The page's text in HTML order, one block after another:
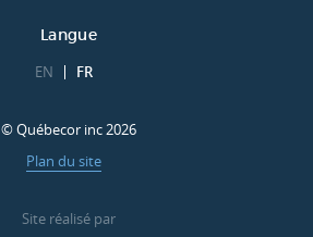
Langue
EN FR
© Québecor inc 2026
Plan du site
Site réalisé par